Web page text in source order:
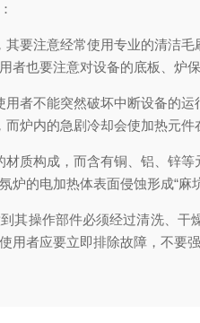
注意经常使用专业的清洁毛
也要注意对设备的底板、炉
不能突然破坏中断设备的运
炉内的急剧冷却会使加热元件
构成，而含有铜、铝、锌等
的电加热体表面侵蚀形成“麻
操作部件必须经过清洗、干
者应要立即排除故障，不要强